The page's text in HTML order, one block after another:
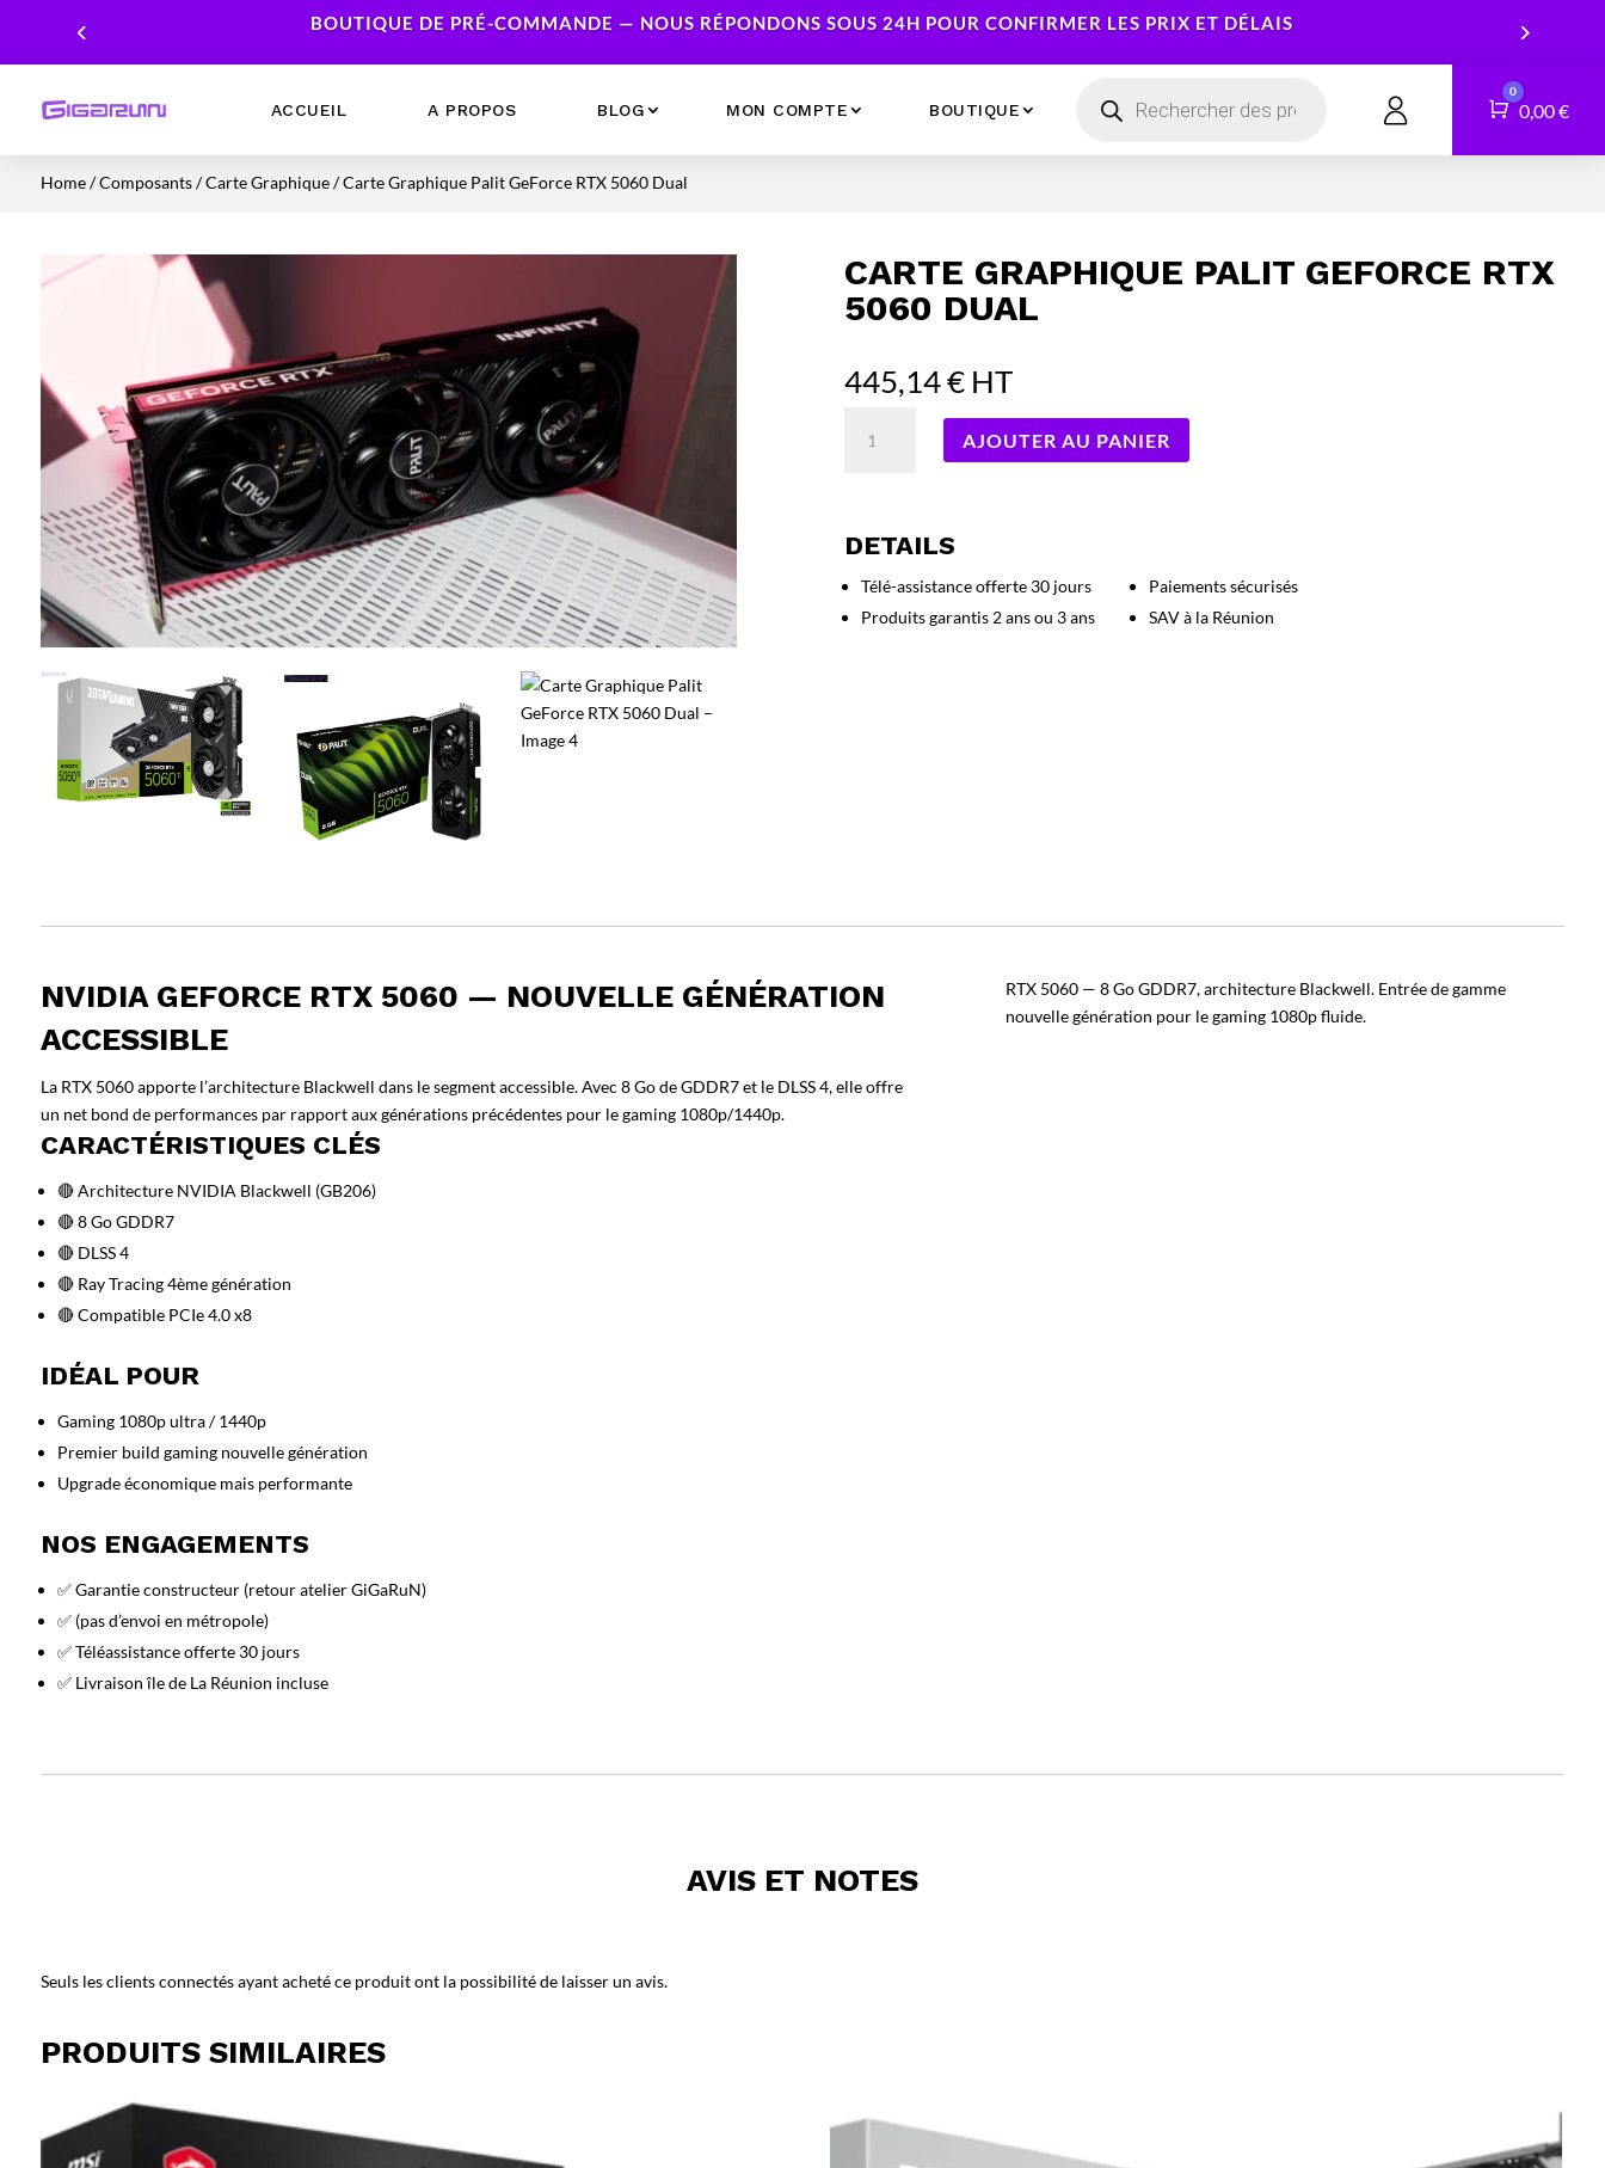
BOUTIQUE DE PRÉ-COMMANDE — NOUS RÉPONDONS SOUS 24H POUR CONFIRMER LES PRIX ET DÉLAIS
ACCUEIL A PROPOS BLOG MON COMPTE BOUTIQUE CONTACT
produits
Panier
0
0,00€
Home/Composants/Carte Graphique/ Carte Graphique Palit GeForce RTX 5060 Dual
CARTE GRAPHIQUE PALIT GEFORCE RTX
5060 DUAL
445,14€ HT
GeForce
RTX
5060
AJOUTER AU PANIER
DETAILS
Télé-assistance offerte 30 jours
Produits garantis 2 ans ou 3 ans
Paiements sécurisés
SAV à la Réunion
NVIDIA GEFORCE RTX 5060 — NOUVELLE GÉNÉRATION
ACCESSIBLE
La RTX 5060 apporte l’architecture Blackwell dans le segment accessible. Avec 8 Go de GDDR7 et le DLSS 4, elle offre
un net bond de performances par rapport aux générations précédentes pour le gaming 1080p/1440p.
CARACTÉRISTIQUES CLÉS
🔴 Architecture NVIDIA Blackwell (GB206)
🔴 8 Go GDDR7
🔴 DLSS 4
🔴 Ray Tracing 4ème génération
🔴 Compatible PCIe 4.0 x8
IDÉAL POUR
Gaming 1080p ultra / 1440p
Premier build gaming nouvelle génération
Upgrade économique mais performante
NOS ENGAGEMENTS
✅ Garantie constructeur (retour atelier GiGaRuN)
✅ (pas d’envoi en métropole)
✅ Téléassistance offerte 30 jours
✅ Livraison île de La Réunion incluse
RTX 5060 — 8 Go GDDR7, architecture Blackwell. Entrée de gamme
nouvelle génération pour le gaming 1080p fluide.
AVIS ET NOTES
Seuls les clients connectés ayant acheté ce produit ont la possibilité de laisser un avis.
PRODUITS SIMILAIRES
Ordinateurs Fixes
Carte Graphique
Alimentations PC
Cartes mères
Accessoires
Caméras & Sécurité
Réseau
Onduleurs
Tablettes
Montres connectées
Services